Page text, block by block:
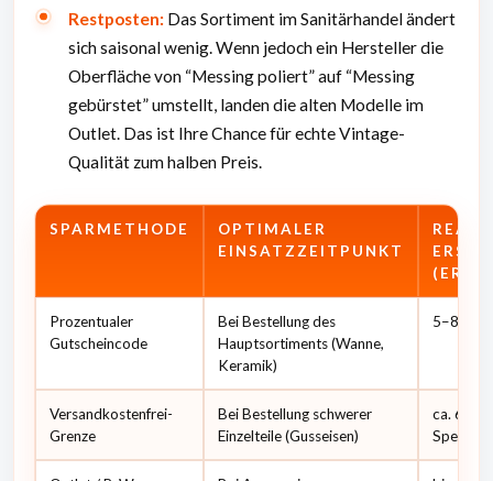
Restposten: Das Sortiment im Sanitärhandel ändert
sich saisonal wenig. Wenn jedoch ein Hersteller die
Oberfläche von “Messing poliert” auf “Messing
gebürstet” umstellt, landen die alten Modelle im
Outlet. Das ist Ihre Chance für echte Vintage-
Qualität zum halben Preis.
SPARMETHODE
OPTIMALER
EINSATZZEITPUNKT
Prozentualer
Gutscheincode
Bei Bestellung des
Hauptsortiments (Wanne,
Keramik)
5–8 %
Versandkostenfrei-
Grenze
Bei Bestellung schwerer
Einzelteile (Gusseisen)
ca.